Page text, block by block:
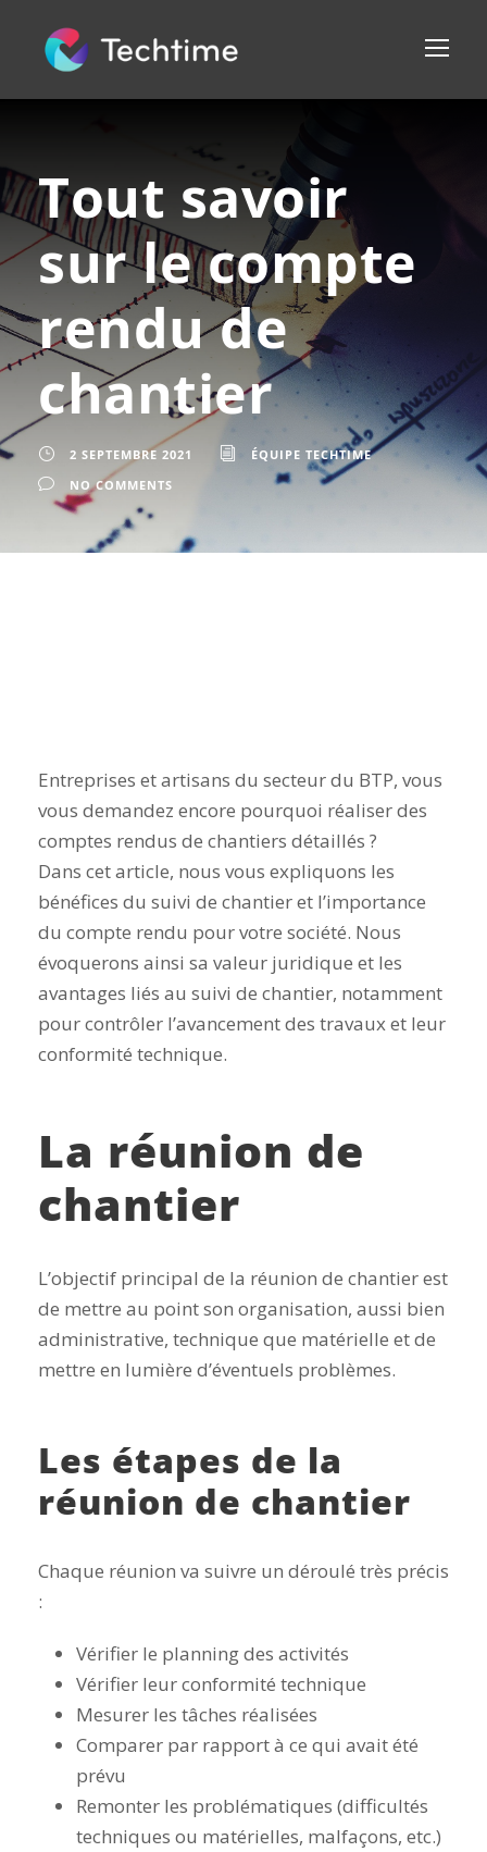
Tout savoir
sur le compte
rendu de
chantier
2 SEPTEMBRE 2021
ÉQUIPE TECHTIME
NO COMMENTS
Entreprises et artisans du secteur du BTP, vous
vous demandez encore pourquoi réaliser des
comptes rendus de chantiers détaillés ?
Dans cet article, nous vous expliquons les
bénéfices du suivi de chantier et l’importance
du compte rendu pour votre société. Nous
évoquerons ainsi sa valeur juridique et les
avantages liés au suivi de chantier, notamment
pour contrôler l’avancement des travaux et leur
conformité technique.
La réunion de
chantier
L’objectif principal de la réunion de chantier est
de mettre au point son organisation, aussi bien
administrative, technique que matérielle et de
mettre en lumière d’éventuels problèmes.
Les étapes de la
réunion de chantier
Chaque réunion va suivre un déroulé très précis
:
Vérifier le planning des activités
Vérifier leur conformité technique
Mesurer les tâches réalisées
Comparer par rapport à ce qui avait été
prévu
Remonter les problématiques (difficultés
techniques ou matérielles, malfaçons, etc.)